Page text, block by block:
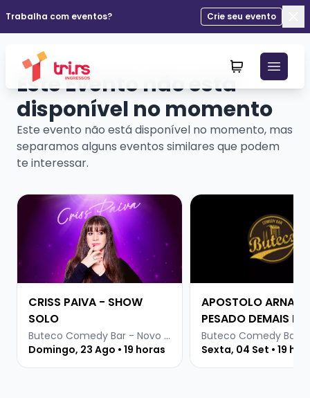
Trabalha com eventos?
Crie seu evento
Este Evento não está
disponível no momento
Este evento não está disponível no momento, mas
separamos alguns eventos similares que podem
te interessar.
Veja mais sobre CRISS PAIVA - SHOW SOLO
CRISS PAIVA - SHOW
SOLO
Buteco Comedy Bar - Novo Hamburgo
Domingo, 23 Ago • 19 horas
Veja mais sobre
APOSTOLO
PESADO DEMAIS
INTERNET
Sexta, 04 Set • 19